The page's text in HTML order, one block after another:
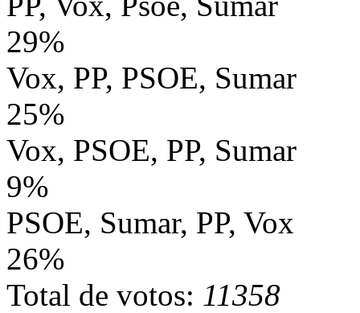
29%
Vox, PP, PSOE, Sumar
25%
Vox, PSOE, PP, Sumar
9%
PSOE, Sumar, PP, Vox
26%
Total de votos: 11358